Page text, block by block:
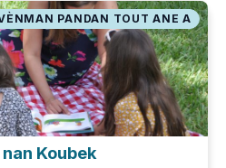
PANDAN TOUT ANE A
Koubek